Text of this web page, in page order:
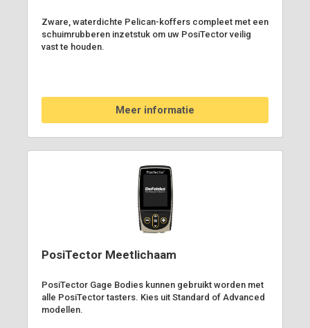
Zware, waterdichte Pelican-koffers compleet met een
schuimrubberen inzetstuk om uw PosiTector veilig
vast te houden.
Meer informatie
PosiTector Meetlichaam
PosiTector Gage Bodies kunnen gebruikt worden met
alle PosiTector tasters. Kies uit Standard of Advanced
modellen.